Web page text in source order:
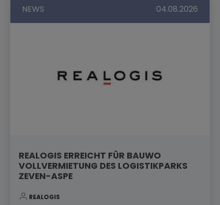
NEWS 04.08.2026
REALOGIS ERREICHT FÜR BAUWO
VOLLVERMIETUNG DES LOGISTIKPARKS
ZEVEN-ASPE
REALOGIS